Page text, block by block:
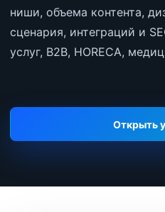
ниши, объема контента,
сценария, интеграций и
услуг, B2B, HORECA,
Открыть